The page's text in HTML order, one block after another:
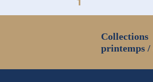
Collections
printemps /